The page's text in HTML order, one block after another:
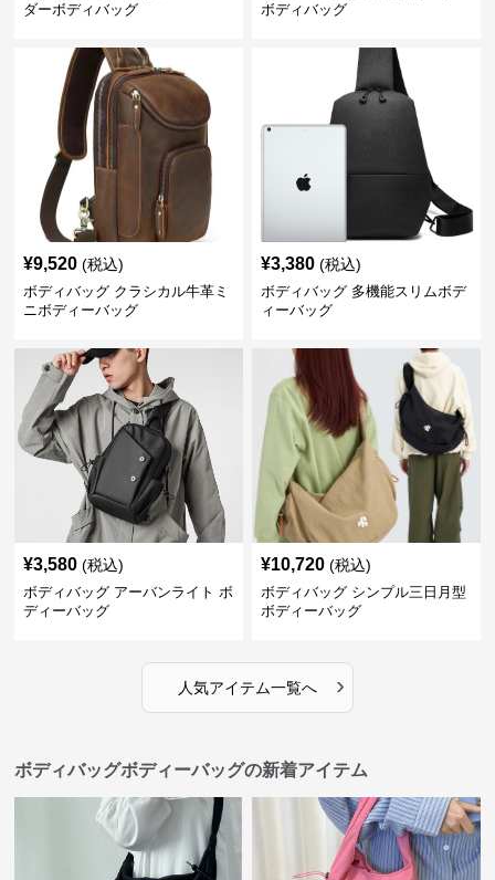
ダーボディバッグ
ボディバッグ
¥9,520 (税込)
ボディバッグ クラシカル牛革ミ
ニボディーバッグ
¥3,380 (税込)
ボディバッグ 多機能スリムボデ
ィーバッグ
¥3,580 (税込)
ボディバッグ アーバンライト ボ
ディーバッグ
¥10,720 (税込)
ボディバッグ シンプル三日月型
ボディーバッグ
人気アイテム一覧へ ›
ボディバッグボディーバッグの新着アイテム